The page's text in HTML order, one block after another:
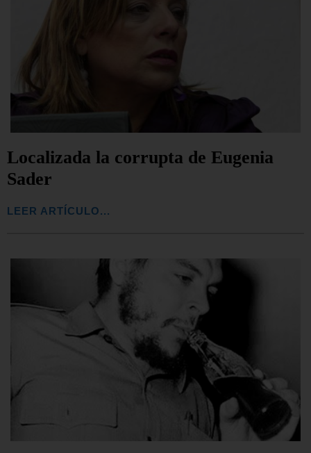
Localizada la corrupta de Eugenia
Sader
LEER ARTÍCULO...